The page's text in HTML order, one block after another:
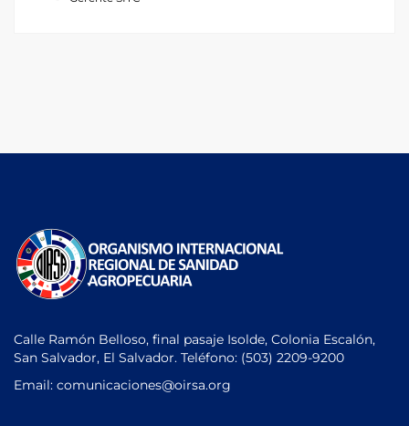
Calle Ramón Belloso, final pasaje Isolde, Colonia Escalón,
San Salvador, El Salvador. Teléfono: (503) 2209-9200
Email: comunicaciones@oirsa.org